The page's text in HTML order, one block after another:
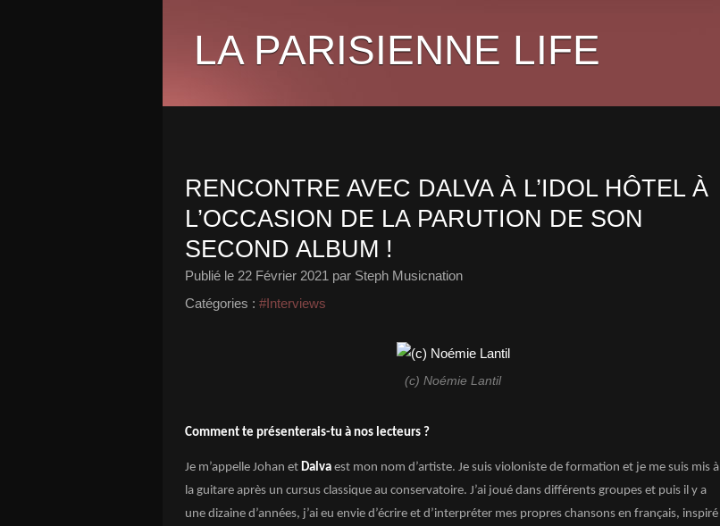
LA PARISIENNE LIFE
RENCONTRE AVEC DALVA À L’IDOL HÔTEL À
L’OCCASION DE LA PARUTION DE SON
SECOND ALBUM !
Publié le 22 Février 2021 par Steph Musicnation
Catégories : #Interviews
(c) Noémie Lantil
Comment te présenterais-tu à nos lecteurs ?
Je m’appelle Johan et Dalva est mon nom d’artiste. Je suis violoniste de formation et je me suis mis à
la guitare après un cursus classique au conservatoire. J’ai joué dans différents groupes et puis il y a
une dizaine d’années, j’ai eu envie d’écrire et d’interpréter mes propres chansons en français, inspiré